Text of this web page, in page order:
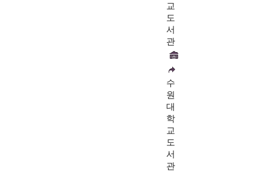
교
도
서
관
수
원
대
학
교
도
서
관